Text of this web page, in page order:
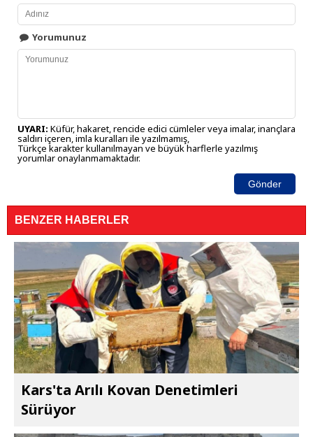
Yorumunuz
UYARI: Küfür, hakaret, rencide edici cümleler veya imalar, inançlara
saldırı içeren, imla kuralları ile yazılmamış,
Türkçe karakter kullanılmayan ve büyük harflerle yazılmış
yorumlar onaylanmamaktadır.
Gönder
BENZER HABERLER
Kars'ta Arılı Kovan Denetimleri
Sürüyor